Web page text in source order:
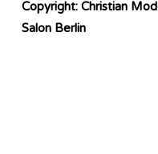
Copyright: Christian
Salon Berlin